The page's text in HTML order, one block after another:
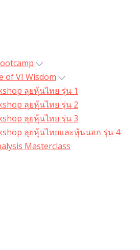
of VI Wisdom
ลุยหุ้นไทย รุ่น 1
ลุยหุ้นไทย รุ่น 2
ลุยหุ้นไทย รุ่น 3
ลุยหุ้นไทยและหุ้นนอก รุ่น 4
Masterclass